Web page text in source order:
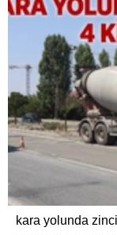
kara yolunda